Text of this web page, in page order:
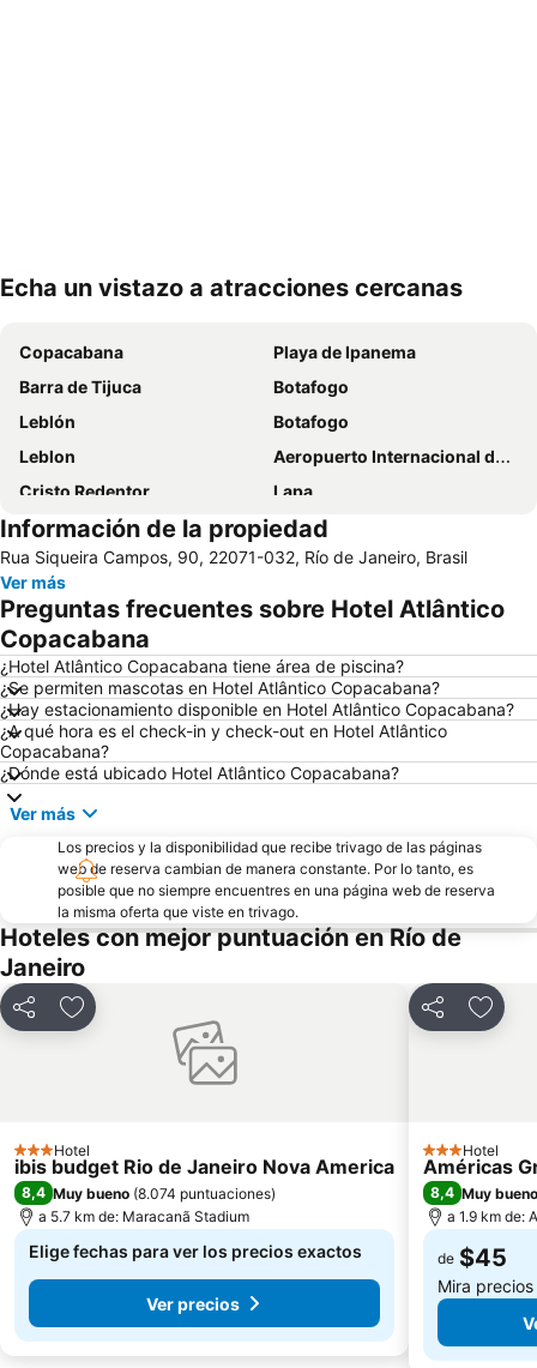
Echa un vistazo a atracciones cercanas
Copacabana
Playa de Ipanema
Barra de Tijuca
Botafogo
Leblón
Botafogo
Leblon
Aeropuerto Internacional de Galeão Antônio Carlos Jobim
Cristo Redentor
Lapa
Metrô Rio
Botafogo Metro Station
Porto do Rio de Janeiro
Barra da Tijuca
Avenida Atlantica
Centro
Centro Cultural Banco do Brasil
Información de la propiedad
Rua Siqueira Campos, 90, 22071-032, Río de Janeiro, Brasil
Ver más
Preguntas frecuentes sobre Hotel Atlântico
Copacabana
¿Hotel Atlântico Copacabana tiene área de piscina?
¿Se permiten mascotas en Hotel Atlântico Copacabana?
¿Hay estacionamiento disponible en Hotel Atlântico Copacabana?
¿A qué hora es el check-in y check-out en Hotel Atlântico
Copacabana?
¿Dónde está ubicado Hotel Atlântico Copacabana?
Ver más
Los precios y la disponibilidad que recibe trivago de las páginas
web de reserva cambian de manera constante. Por lo tanto, es
posible que no siempre encuentres en una página web de reserva
la misma oferta que viste en trivago.
Hoteles con mejor puntuación en Río de
Janeiro
CompartirAgregar a favoritos
3 Estrellas
Hotel
ibis budget Rio de Janeiro Nova America
8,4 Muy bueno (8.074 puntuaciones)
a 5.7 km de: Maracanã Stadium
Elige fechas para ver los precios exactos
Ver precios
Compartir
3 Estrellas
Hotel
Américas
8,4 Muy bueno
a 1.9 km de:
de $45
Mira